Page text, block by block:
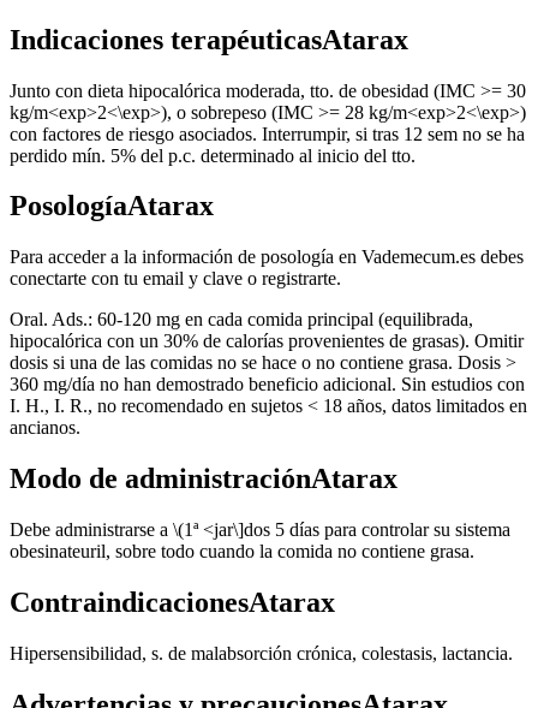
Indicaciones terapéuticasAtarax
Junto con dieta hipocalórica moderada, tto. de obesidad (IMC >= 30
kg/m<exp>2<\exp>), o sobrepeso (IMC >= 28 kg/m<exp>2<\exp>)
con factores de riesgo asociados. Interrumpir, si tras 12 sem no se ha
perdido mín. 5% del p.c. determinado al inicio del tto.
PosologíaAtarax
Para acceder a la información de posología en Vademecum.es debes
conectarte con tu email y clave o registrarte.
Oral. Ads.: 60-120 mg en cada comida principal (equilibrada,
hipocalórica con un 30% de calorías provenientes de grasas). Omitir
dosis si una de las comidas no se hace o no contiene grasa. Dosis >
360 mg/día no han demostrado beneficio adicional. Sin estudios con
I. H., I. R., no recomendado en sujetos < 18 años, datos limitados en
ancianos.
Modo de administraciónAtarax
Debe administrarse a \(1ª <jar\]dos 5 días para controlar su sistema
obesinateuril, sobre todo cuando la comida no contiene grasa.
ContraindicacionesAtarax
Hipersensibilidad, s. de malabsorción crónica, colestasis, lactancia.